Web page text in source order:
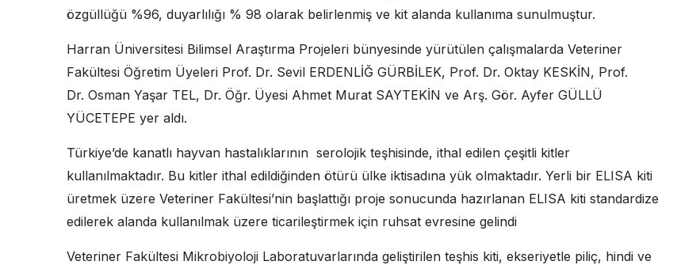
özgüllüğü %96, duyarlılığı % 98 olarak belirlenmiş ve kit alanda kullanıma sunulmuştur.
Harran Üniversitesi Bilimsel Araştırma Projeleri bünyesinde yürütülen çalışmalarda Veteriner
Fakültesi Öğretim Üyeleri Prof. Dr. Sevil ERDENLİĞ GÜRBİLEK, Prof. Dr. Oktay KESKİN, Prof.
Dr. Osman Yaşar TEL, Dr. Öğr. Üyesi Ahmet Murat SAYTEKİN ve Arş. Gör. Ayfer GÜLLÜ
YÜCETEPE yer aldı.
Türkiye’de kanatlı hayvan hastalıklarının serolojik teşhisinde, ithal edilen çeşitli kitler
kullanılmaktadır. Bu kitler ithal edildiğinden ötürü ülke iktisadına yük olmaktadır. Yerli bir ELISA kiti
üretmek üzere Veteriner Fakültesi’nin başlattığı proje sonucunda hazırlanan ELISA kiti standardize
edilerek alanda kullanılmak üzere ticarileştirmek için ruhsat evresine gelindi
Veteriner Fakültesi Mikrobiyoloji Laboratuvarlarında geliştirilen teşhis kiti, ekseriyetle piliç, hindi ve